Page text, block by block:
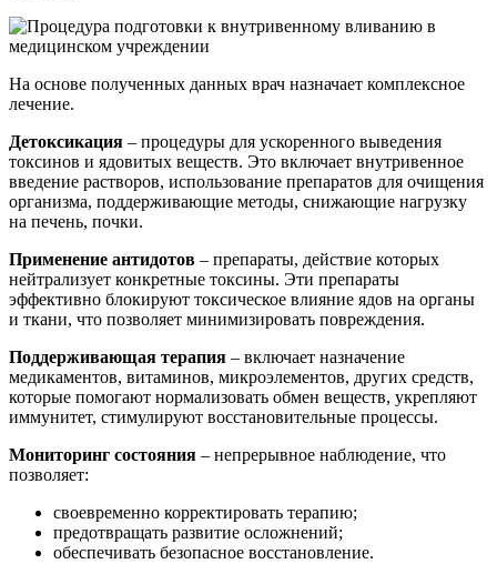
На основе полученных данных врач назначает комплексное
лечение.
Детоксикация – процедуры для ускоренного выведения
токсинов и ядовитых веществ. Это включает внутривенное
введение растворов, использование препаратов для очищения
организма, поддерживающие методы, снижающие нагрузку
на печень, почки.
Применение антидотов – препараты, действие которых
нейтрализует конкретные токсины. Эти препараты
эффективно блокируют токсическое влияние ядов на органы
и ткани, что позволяет минимизировать повреждения.
Поддерживающая терапия – включает назначение
медикаментов, витаминов, микроэлементов, других средств,
которые помогают нормализовать обмен веществ, укрепляют
иммунитет, стимулируют восстановительные процессы.
Мониторинг состояния – непрерывное наблюдение, что
позволяет:
своевременно корректировать терапию;
предотвращать развитие осложнений;
обеспечивать безопасное восстановление.